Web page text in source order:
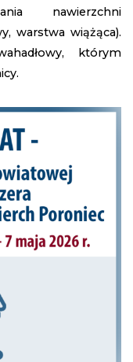
nawierzchni
warstwa wiążąca).
którym